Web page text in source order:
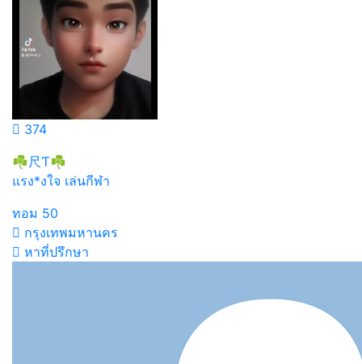
374
☘尺Ƭ☘
แรง*งใจ เล่นกีฬา
ทอม 50
กรุงเทพมหานคร
หาที่ปรึกษา